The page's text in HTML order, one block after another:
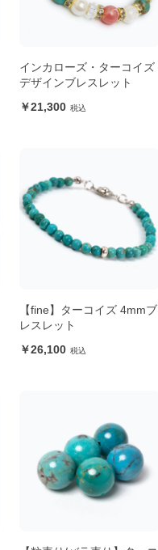
インカローズ・ターコイズ
デザインブレスレット
21,300
【fine】ターコイズ 4mmブ
レスレット
26,100